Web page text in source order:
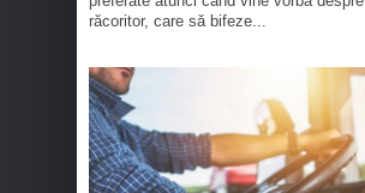
răcoritor, care să bifeze...